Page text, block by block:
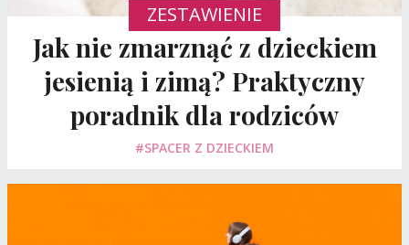
ZESTAWIENIE
Jak nie zmarznąć z dzieckiem
jesienią i zimą? Praktyczny
poradnik dla rodziców
#SPACER Z DZIECKIEM